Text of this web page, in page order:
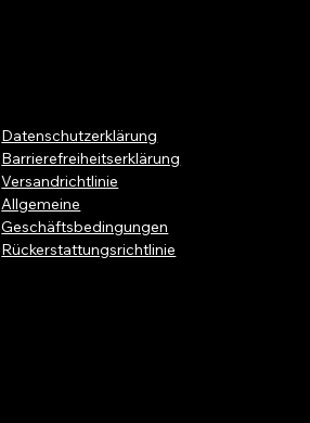
Datenschutzerklärung
Barrierefreiheitserklärung
Versandrichtlinie
Allgemeine
Geschäftsbedingungen
Rückerstattungsrichtlinie